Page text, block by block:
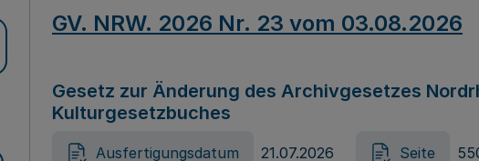
GV. NRW. 2026 Nr. 23 vom 03.08.2026
Gesetz zur Änderung des Archivgesetzes
Kulturgesetzbuches
Ausfertigungsdatum 21.07.2026 Seite